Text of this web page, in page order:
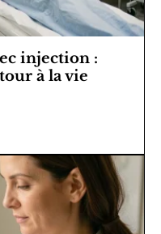
injection :
à la vie